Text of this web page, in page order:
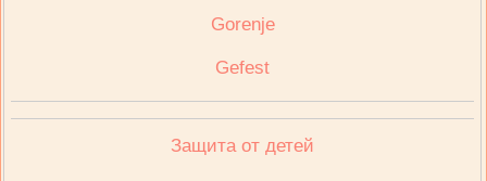
Gorenje
Gefest
Защита от детей